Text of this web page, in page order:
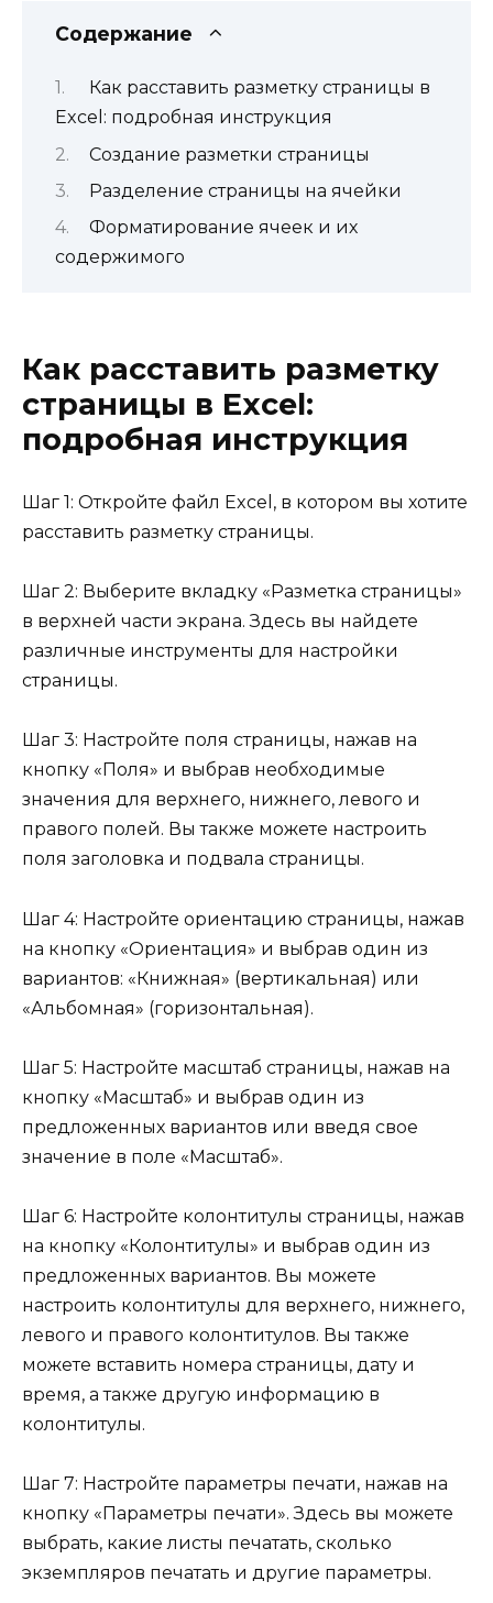
Содержание
Как расставить разметку страницы в
Excel: подробная инструкция
Создание разметки страницы
Разделение страницы на ячейки
Форматирование ячеек и их
содержимого
Как расставить разметку
страницы в Excel:
подробная инструкция
Шаг 1: Откройте файл Excel, в котором вы хотите
расставить разметку страницы.
Шаг 2: Выберите вкладку «Разметка страницы»
в верхней части экрана. Здесь вы найдете
различные инструменты для настройки
страницы.
Шаг 3: Настройте поля страницы, нажав на
кнопку «Поля» и выбрав необходимые
значения для верхнего, нижнего, левого и
правого полей. Вы также можете настроить
поля заголовка и подвала страницы.
Шаг 4: Настройте ориентацию страницы, нажав
на кнопку «Ориентация» и выбрав один из
вариантов: «Книжная» (вертикальная) или
«Альбомная» (горизонтальная).
Шаг 5: Настройте масштаб страницы, нажав на
кнопку «Масштаб» и выбрав один из
предложенных вариантов или введя свое
значение в поле «Масштаб».
Шаг 6: Настройте колонтитулы страницы, нажав
на кнопку «Колонтитулы» и выбрав один из
предложенных вариантов. Вы можете
настроить колонтитулы для верхнего, нижнего,
левого и правого колонтитулов. Вы также
можете вставить номера страницы, дату и
время, а также другую информацию в
колонтитулы.
Шаг 7: Настройте параметры печати, нажав на
кнопку «Параметры печати». Здесь вы можете
выбрать, какие листы печатать, сколько
экземпляров печатать и другие параметры.